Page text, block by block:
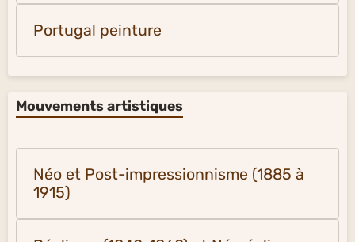
Portugal peinture
Mouvements artistiques
Néo et Post-impressionnisme (1885 à
1915)